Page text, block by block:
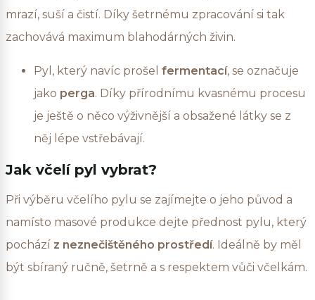
mrazí, suší a čistí. Díky šetrnému zpracování si tak
zachovává maximum blahodárných živin.
Pyl, který navíc prošel fermentací, se označuje
jako perga. Díky přírodnímu kvasnému procesu
je ještě o něco výživnější a obsažené látky se z
něj lépe vstřebávají.
Jak včelí pyl vybrat?
Při výběru včelího pylu se zajímejte o jeho původ a
namísto masové produkce dejte přednost pylu, který
pochází z neznečištěného prostředí. Ideálně by měl
být sbíraný ručně, šetrně a s respektem vůči včelkám.